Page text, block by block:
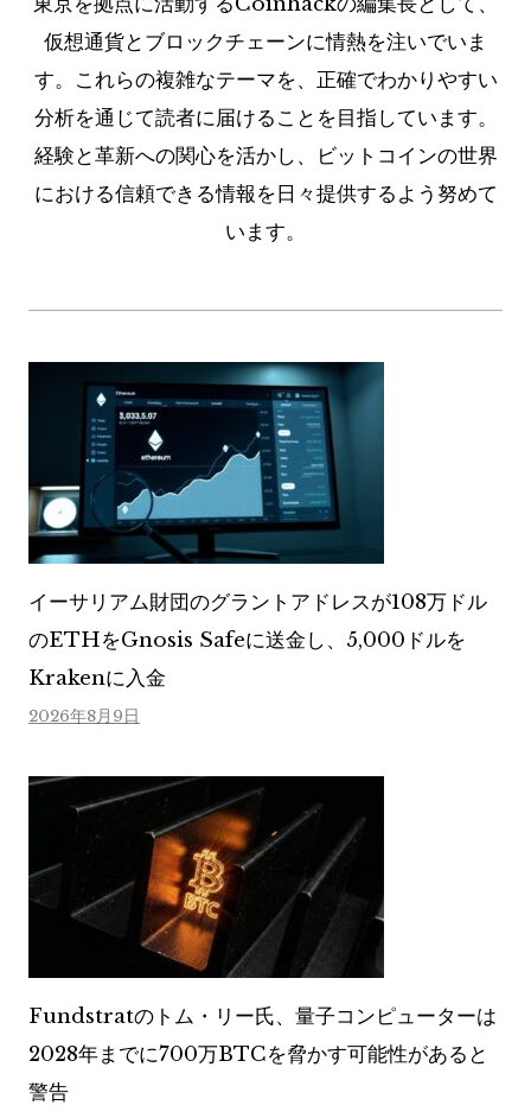
仮想通貨とブロックチェーンに情熱を注いでいま
す。これらの複雑なテーマを、正確でわかりやすい
分析を通じて読者に届けることを目指しています。
経験と革新への関心を活かし、ビットコインの世界
における信頼できる情報を日々提供するよう努めて
います。
イーサリアム財団のグラントアドレスが108万ドル
のETHをGnosis Safeに送金し、5,000ドルを
Krakenに入金
2026年8月9日
Fundstratのトム・リー氏、量子コンピューターは
2028年までに700万BTCを脅かす可能性があると
警告